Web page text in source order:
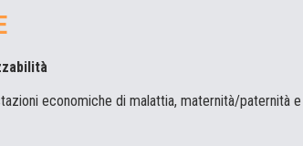
economiche di malattia, maternità/paternità e